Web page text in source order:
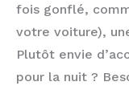
fois gonflé,
votre voiture),
Plutôt envie
pour la nuit ?